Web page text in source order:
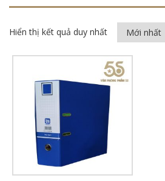
Hiển thị kết quả duy nhất